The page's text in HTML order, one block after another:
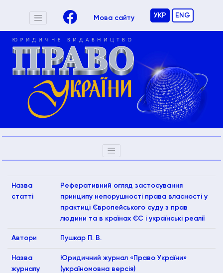
Мова сайту УКР ENG
Назва
статті
Реферативний огляд застосування
принципу непорушності права власності у
практиці Європейського суду з прав
людини та в країнах ЄС і українські реалії
Автори Пушкар П. В.
Назва
журналу
Юридичний журнал «Право України»
(україномовна версія)